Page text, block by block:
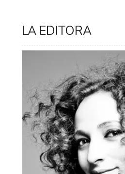
LA EDITORA